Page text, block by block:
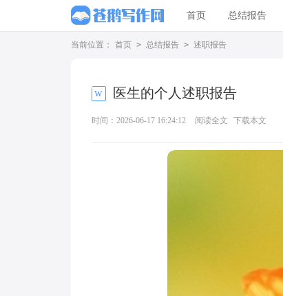
首页 总结报告
当前位置： 首页 > 总结报告 > 述职报告
医生的个人述职报告
时间：2026-06-17 16:24:12 阅读全文 下载本文